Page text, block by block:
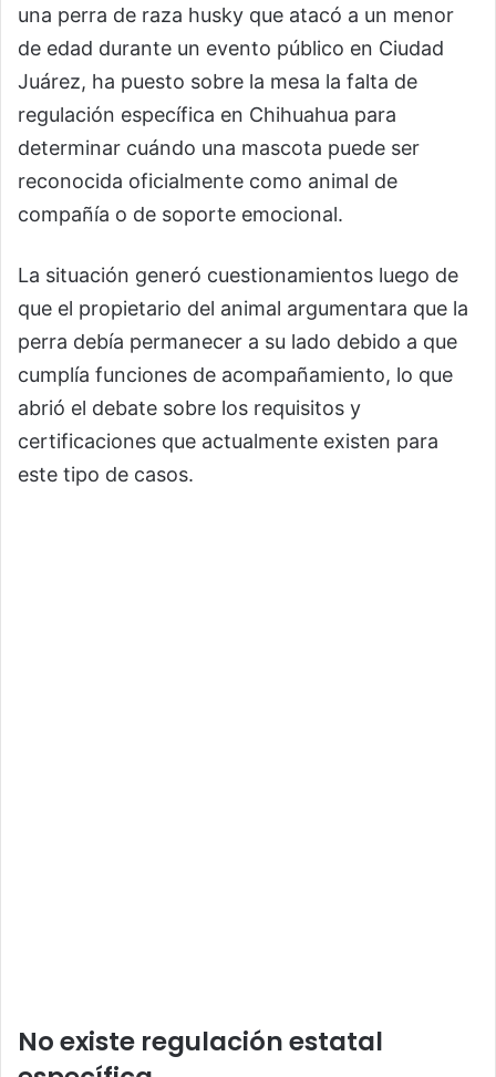
una perra de raza husky que atacó a un menor
de edad durante un evento público en Ciudad
Juárez, ha puesto sobre la mesa la falta de
regulación específica en Chihuahua para
determinar cuándo una mascota puede ser
reconocida oficialmente como animal de
compañía o de soporte emocional.
La situación generó cuestionamientos luego de
que el propietario del animal argumentara que la
perra debía permanecer a su lado debido a que
cumplía funciones de acompañamiento, lo que
abrió el debate sobre los requisitos y
certificaciones que actualmente existen para
este tipo de casos.
No existe regulación estatal